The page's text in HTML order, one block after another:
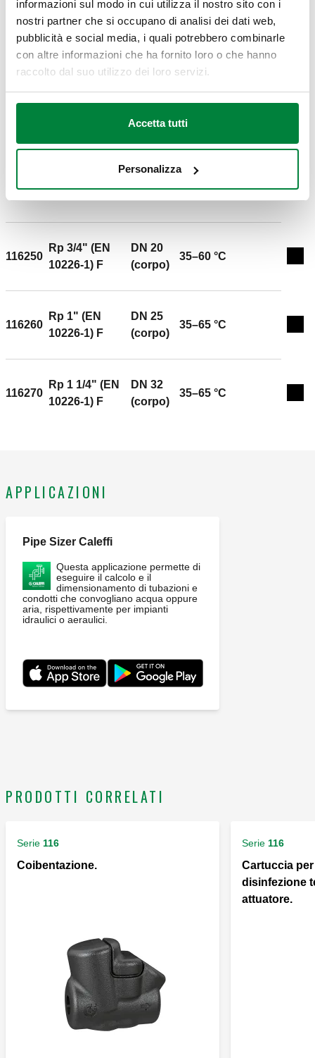
informazioni sul modo in cui utilizza il nostro sito con i
nostri partner che si occupano di analisi dei dati web,
pubblicità e social media, i quali potrebbero combinarle
con altre informazioni che ha fornito loro o che hanno
raccolto dal suo utilizzo dei loro servizi.
Accetta tutti
Personalizza
IGS STP BIM
Capitolato
CALEFFI, 116240. Regolatore termostatico per circuiti
di ricircolo acqua calda sanitaria. Completo di funzione
termometro per verifica temperatura circuito. Attacco:
temperatura: 35–60 °C. Temperatura di disinfezione: 70
°C. DN: DN 15 (corpo). Materiale: ottone
Codice SCIP-Dichiarazione REACH in
CODICE IN FASE DI ANALISI
Mostra
Copia
116250
Rp 3/4" (EN
10226-1) F
DN 20
(corpo)
35–60 °C
116260
Rp 1" (EN
10226-1) F
DN 25
(corpo)
35–65 °C
116270
Rp 1 1/4" (EN
10226-1) F
DN 32
(corpo)
35–65 °C
APPLICAZIONI
Pipe Sizer Caleffi
Questa applicazione permette di
eseguire il calcolo e il
dimensionamento di tubazioni e
condotti che convogliano acqua oppure
aria, rispettivamente per impianti
idraulici o aeraulici.
PRODOTTI CORRELATI
Serie 116
Coibentazione.
Serie 116
Cartuccia
disinfezione
attuatore.